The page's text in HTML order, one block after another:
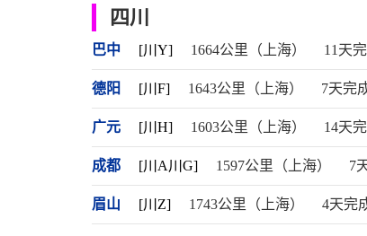
四川
巴中 [川Y] 1664公里（上海） 11天
德阳 [川F] 1643公里（上海） 7天完
广元 [川H] 1603公里（上海） 14天
成都 [川A川G] 1597公里（上海） 7
眉山 [川Z] 1743公里（上海） 4天完